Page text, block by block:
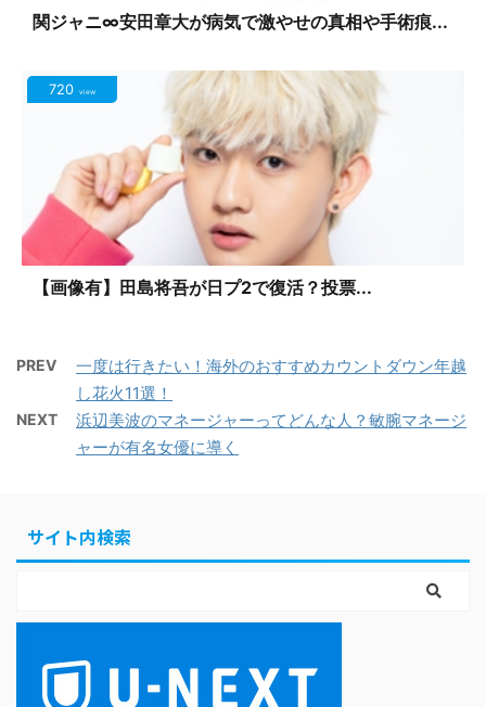
関ジャニ∞安田章大が病気で激やせの真相や手術痕...
720 view
【画像有】田島将吾が日プ2で復活？投票...
PREV
一度は行きたい！海外のおすすめカウントダウン年越
し花火11選！
NEXT
浜辺美波のマネージャーってどんな人？敏腕マネージ
ャーが有名女優に導く
サイト内検索